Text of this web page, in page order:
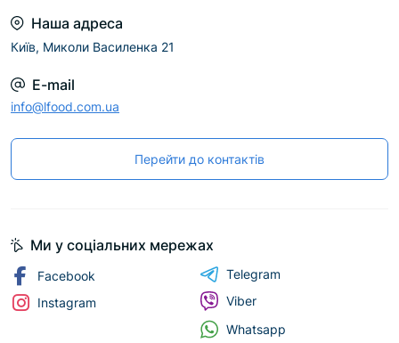
Наша адреса
Київ, Миколи Василенка 21
E-mail
info@lfood.com.ua
Перейти до контактів
Ми у соціальних мережах
Facebook
Instagram
Telegram
Viber
Whatsapp